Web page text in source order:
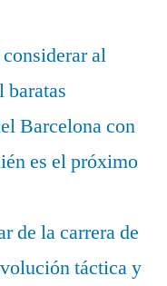
al
baratas
Barcelona con
es el próximo
de la carrera de
táctica y